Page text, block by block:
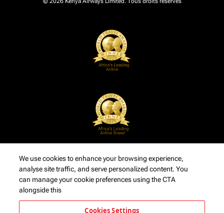
We use cookies to enhance your browsing experience,
analyse site traffic, and serve personalized content. You
can manage your cookie preferences using the CTA
alongside this
Cookies Settings